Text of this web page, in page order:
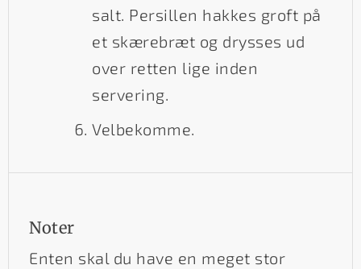
salt. Persillen hakkes groft på
et skærebræt og drysses ud
over retten lige inden
servering.
Velbekomme.
Noter
Enten skal du have en meget stor